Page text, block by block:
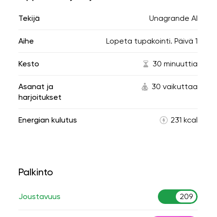
Tekijä Unagrande AI
Aihe Lopeta tupakointi. Päivä 1
Kesto 30 minuuttia
Asanat ja
harjoitukset
30 vaikuttaa
Energian kulutus 231 kcal
Palkinto
Joustavuus 209